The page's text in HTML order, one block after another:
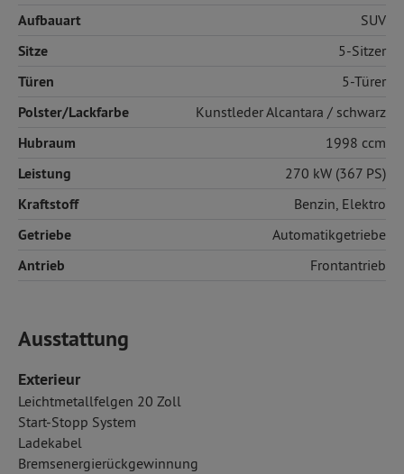
Aufbauart SUV
Sitze 5-Sitzer
Türen 5-Türer
Polster/Lackfarbe KunstlederAlcantara / schwarz
Hubraum 1998 ccm
Leistung 270 kW (367 PS)
Kraftstoff Benzin, Elektro
Getriebe Automatikgetriebe
Antrieb Frontantrieb
Ausstattung
Exterieur
Leichtmetallfelgen 20 Zoll
Start-Stopp System
Ladekabel
Bremsenergierückgewinnung